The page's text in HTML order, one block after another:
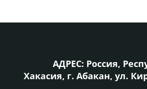
АДРЕС: Россия,
Хакасия, г. Абакан, ул.